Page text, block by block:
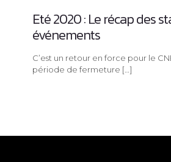
Eté 2020 : Le récap des
événements
C’est un retour en force pour le
période de fermeture […]